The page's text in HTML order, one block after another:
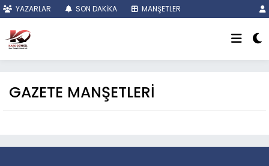
YAZARLAR SON DAKİKA MANŞETLER
GAZETE MANŞETLERİ